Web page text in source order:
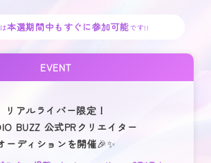
本選期間中もすぐに参加可能です!!
EVENT
リアルライバー限定！
BUZZ 公式PRクリエイター
ーディションを開催🎉✨